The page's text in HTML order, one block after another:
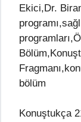
Ekici,Dr.
bölüm
Konuştukça